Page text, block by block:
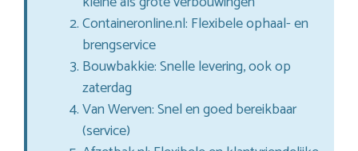
Containeronline.nl: Flexibele ophaal- en
brengservice
Bouwbakkie: Snelle levering, ook op
zaterdag
Van Werven: Snel en goed bereikbaar
(service)